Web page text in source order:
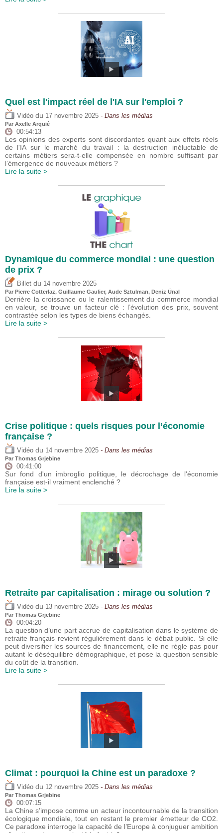
Quel est l'impact réel de l'IA sur l'emploi ?
Vidéo du 17 novembre 2025 - Dans les médias
Par Axelle Arquié
00:54:13
Les opinions des experts sont discordantes quant aux effets réels
de l'IA sur le marché du travail : la destruction inéluctable de
certains métiers sera-t-elle compensée en nombre suffisant par
l’émergence de nouveaux métiers ?
Lire la suite >
Dynamique du commerce mondial : une question
de prix ?
Billet du 14 novembre 2025
Par Pierre Cotterlaz, Guillaume Gaulier, Aude Sztulman, Deniz Ünal
Derrière la croissance ou le ralentissement du commerce mondial
en valeur, se trouve un facteur clé : l’évolution des prix, souvent
contrastée selon les types de biens échangés.
Lire la suite >
Crise politique : quels risques pour l’économie
française ?
Vidéo du 14 novembre 2025 - Dans les médias
Par Thomas Grjebine
00:41:00
Sur fond d'un imbroglio politique, le décrochage de l'économie
française est-il vraiment enclenché ?
Lire la suite >
Retraite par capitalisation : mirage ou solution ?
Vidéo du 13 novembre 2025 - Dans les médias
Par Thomas Grjebine
00:04:20
La question d’une part accrue de capitalisation dans le système de
retraite français revient régulièrement dans le débat public. Si elle
peut diversifier les sources de financement, elle ne règle pas pour
autant le déséquilibre démographique, et pose la question sensible
du coût de la transition.
Lire la suite >
Climat : pourquoi la Chine est un paradoxe ?
Vidéo du 12 novembre 2025 - Dans les médias
Par Thomas Grjebine
00:07:15
La Chine s’impose comme un acteur incontournable de la transition
écologique mondiale, tout en restant le premier émetteur de CO2.
Ce paradoxe interroge la capacité de l’Europe à conjuguer ambition